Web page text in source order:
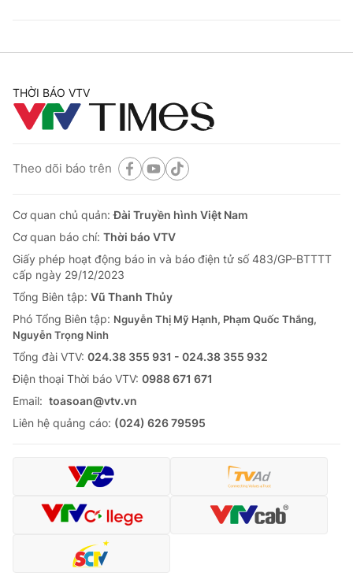
THỜI BÁO VTV
Theo dõi báo trên
Cơ quan chủ quản:Đài Truyền hình Việt Nam
Cơ quan báo chí: Thời báo VTV
Giấy phép hoạt động báo in và báo điện tử số 483/GP-BTTTT
cấp ngày 29/12/2023
Tổng Biên tập: Vũ Thanh Thủy
Phó Tổng Biên tập: Nguyễn Thị Mỹ Hạnh, Phạm Quốc Thắng,
Nguyễn Trọng Ninh
Tổng đài VTV: 024.38 355 931 - 024.38 355 932
Ðiện thoại Thời báo VTV: 0988 671 671
Email: toasoan@vtv.vn
Liên hệ quảng cáo: (024) 626 79595